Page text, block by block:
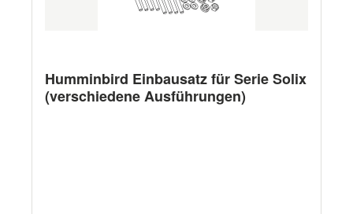
Humminbird Einbausatz für Serie Solix
(verschiedene Ausführungen)